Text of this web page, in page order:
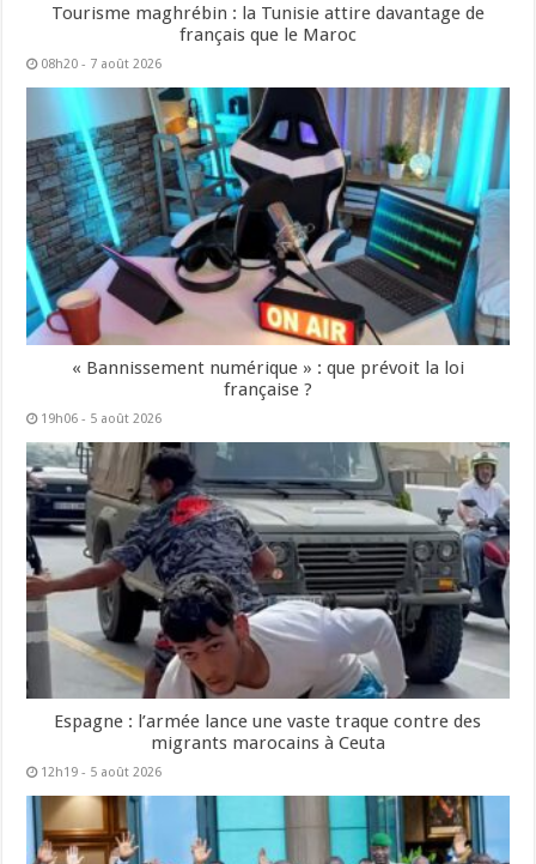
Tourisme maghrébin : la Tunisie attire davantage de
français que le Maroc
08h20 - 7 août 2026
« Bannissement numérique » : que prévoit la loi
française ?
19h06 - 5 août 2026
Espagne : l’armée lance une vaste traque contre des
migrants marocains à Ceuta
12h19 - 5 août 2026